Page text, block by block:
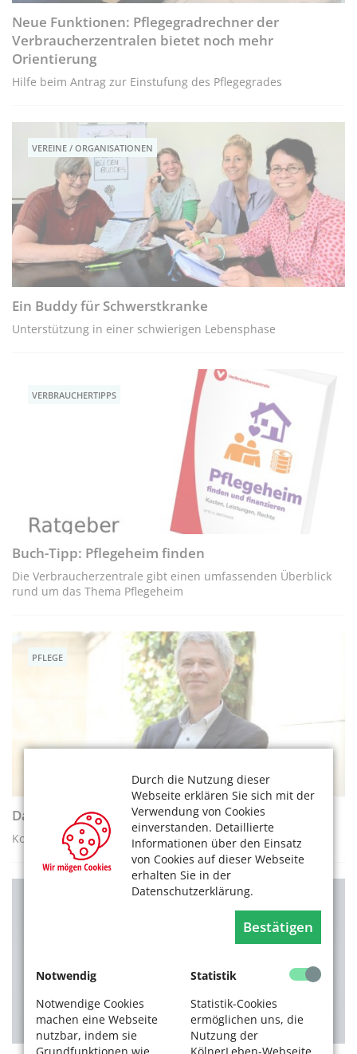
Durch die Nutzung dieser
Webseite erklären Sie sich mit der
Verwendung von Cookies
einverstanden. Detaillierte
Informationen über den Einsatz
von Cookies auf dieser Webseite
erhalten Sie in der
Datenschutzerklärung.
Bestätigen
Notwendig
Notwendige Cookies
machen eine Webseite
nutzbar, indem sie
Statistik
Statistik-Cookies
ermöglichen uns, die
Nutzung der
Neue Funktionen: Pflegegradrechner der
Verbraucherzentralen bietet noch mehr
Orientierung
Hilfe beim Antrag zur Einstufung des Pflegegrades
VEREINE / ORGANISATIONEN
Ein Buddy für Schwerstkranke
Unterstützung in einer schwierigen Lebensphase
VERBRAUCHERTIPPS
Buch-Tipp: Pflegeheim finden
Die Verbraucherzentrale gibt einen umfassenden Überblick
rund um das Thema Pflegeheim
PFLEGE
Das Alter ist Teil unserer Zukunft
Kommentar des Beigeordneten Dr. Harald Rau